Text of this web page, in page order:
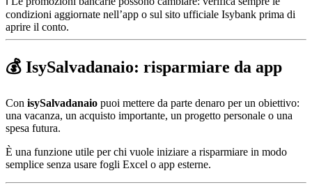
condizioni aggiornate nell’app o sul sito ufficiale Isybank prima di
aprire il conto.
💰 IsySalvadanaio: risparmiare da app
Con isySalvadanaio puoi mettere da parte denaro per un obiettivo:
una vacanza, un acquisto importante, un progetto personale o una
spesa futura.
È una funzione utile per chi vuole iniziare a risparmiare in modo
semplice senza usare fogli Excel o app esterne.